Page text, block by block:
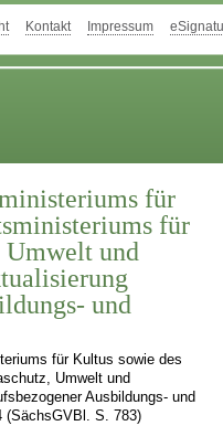
Kontakt Impressum
für
für
und
und
für Kultus sowie des
Umwelt und
Ausbildungs- und
(SächsGVBl. S. 783)